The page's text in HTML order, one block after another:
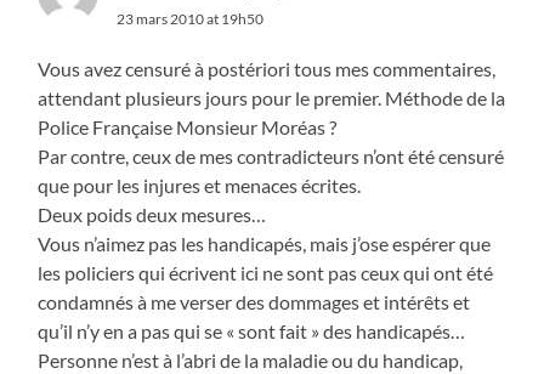
23 mars 2010 at 19h50
Vous avez censuré à postériori tous mes commentaires,
attendant plusieurs jours pour le premier. Méthode de la
Police Française Monsieur Moréas ?
Par contre, ceux de mes contradicteurs n’ont été censuré
que pour les injures et menaces écrites.
Deux poids deux mesures…
Vous n’aimez pas les handicapés, mais j’ose espérer que
les policiers qui écrivent ici ne sont pas ceux qui ont été
condamnés à me verser des dommages et intérêts et
qu’il n’y en a pas qui se « sont fait » des handicapés…
Personne n’est à l’abri de la maladie ou du handicap,